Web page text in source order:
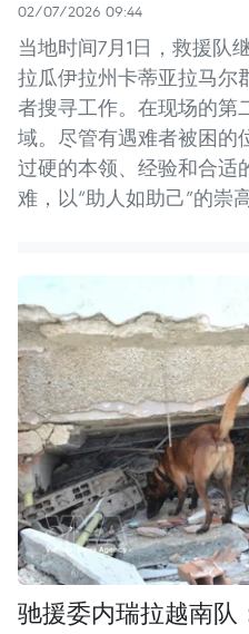
02/07/2026 09:44
当地时间7月1日，救援队
拉瓜伊拉州卡蒂亚拉马尔
者搜寻工作。在现场的第
域。尽管有遇难者被困的
过硬的本领、经验和合适
难，以“助人如助己”的崇
驰援委内瑞拉越南队